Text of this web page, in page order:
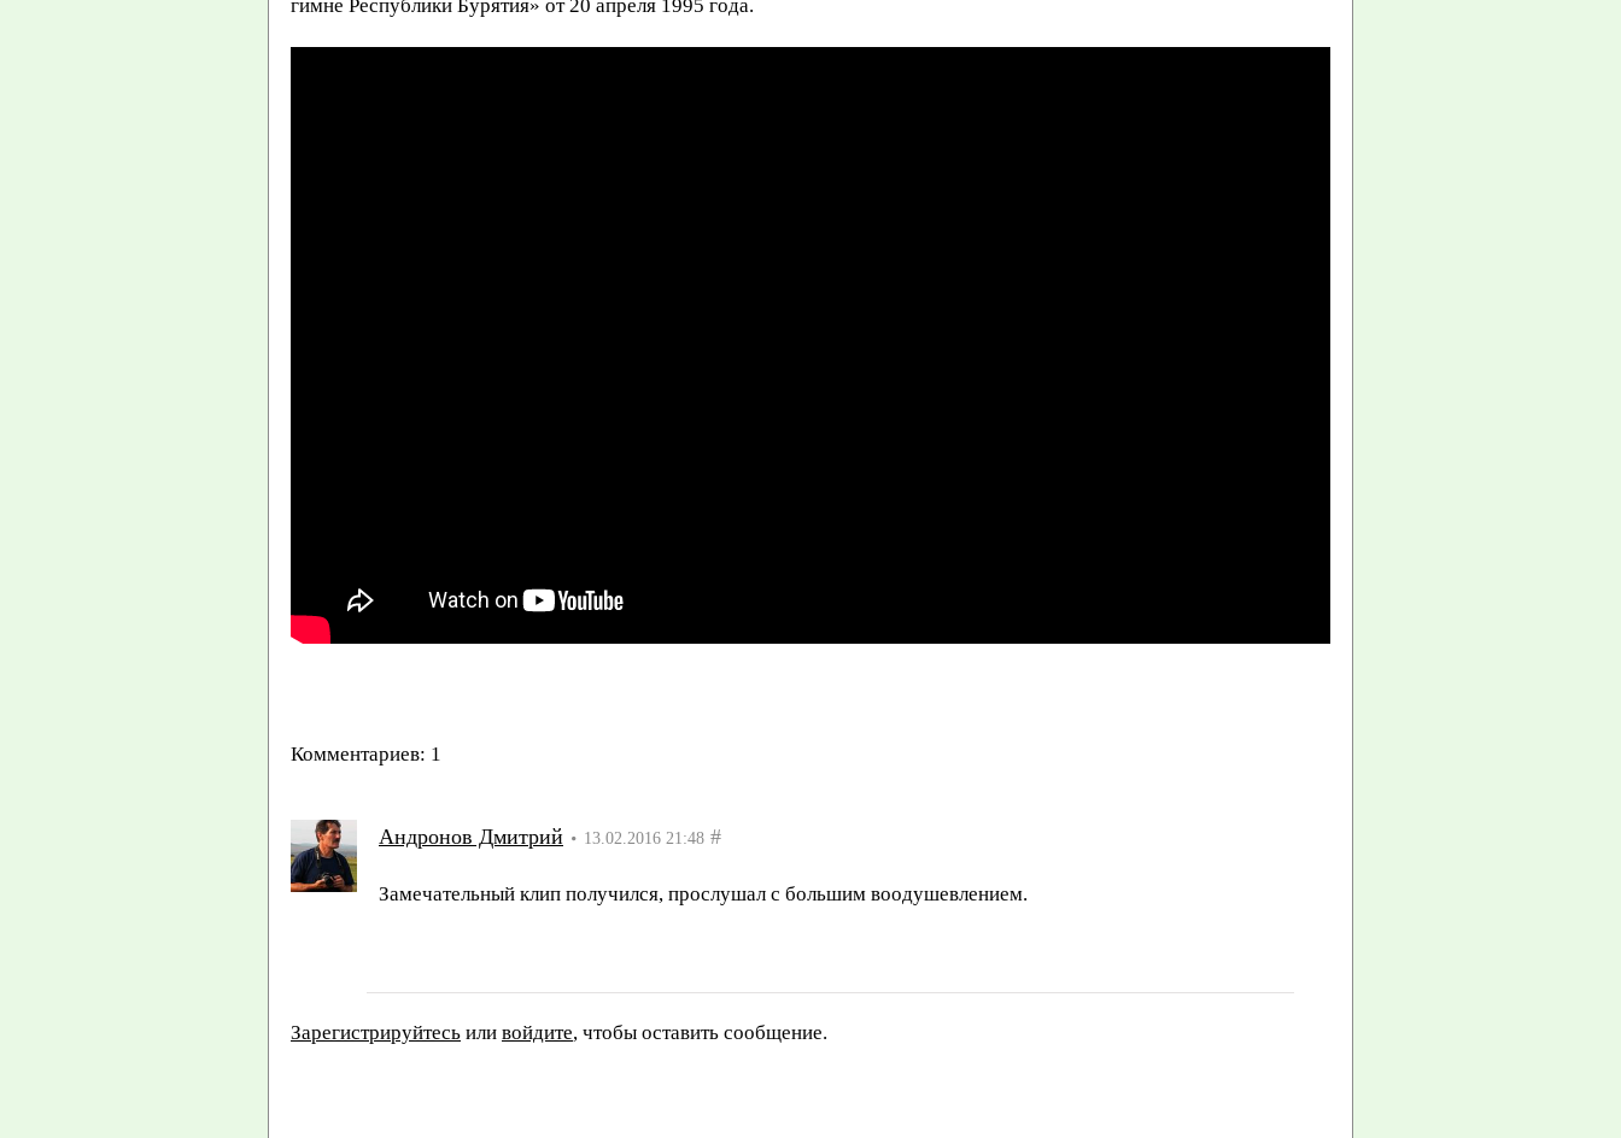
гимне Республики Бурятия» от 20 апреля 1995 года.
Комментариев: 1
Андронов Дмитрий 13.02.2016 21:48 #
Замечательный клип получился, прослушал с большим воодушевлением.
Зарегистрируйтесь или войдите, чтобы оставить сообщение.